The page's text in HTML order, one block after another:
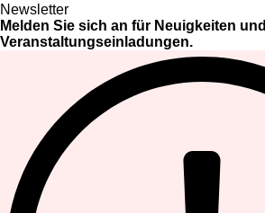
Newsletter
Melden Sie sich an für Neuigkeiten und
Veranstaltungseinladungen.